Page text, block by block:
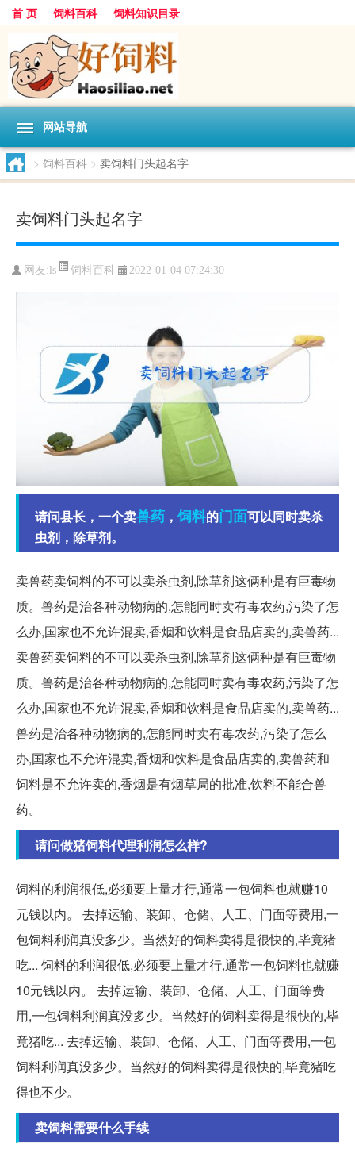
首 页 饲料百科 饲料知识目录
网站导航
> 饲料百科 > 卖饲料门头起名字
卖饲料门头起名字
网友:ls 饲料百科 2022-01-04 07:24:30
请问县长，一个卖兽药 ， 饲料的门面可以同时卖杀
虫剂，除草剂。
卖兽药卖饲料的不可以卖杀虫剂,除草剂这俩种是有巨毒物
质。兽药是治各种动物病的,怎能同时卖有毒农药,污染了怎
么办,国家也不允许混卖,香烟和饮料是食品店卖的,卖兽药...
卖兽药卖饲料的不可以卖杀虫剂,除草剂这俩种是有巨毒物
质。兽药是治各种动物病的,怎能同时卖有毒农药,污染了怎
么办,国家也不允许混卖,香烟和饮料是食品店卖的,卖兽药...
兽药是治各种动物病的,怎能同时卖有毒农药,污染了怎么
办,国家也不允许混卖,香烟和饮料是食品店卖的,卖兽药和
饲料是不允许卖的,香烟是有烟草局的批准,饮料不能合兽
药。
请问做猪饲料代理利润怎么样?
饲料的利润很低,必须要上量才行,通常一包饲料也就赚10
元钱以内。 去掉运输、装卸、仓储、人工、门面等费用,一
包饲料利润真没多少。当然好的饲料卖得是很快的,毕竟猪
吃... 饲料的利润很低,必须要上量才行,通常一包饲料也就赚
10元钱以内。 去掉运输、装卸、仓储、人工、门面等费
用,一包饲料利润真没多少。当然好的饲料卖得是很快的,毕
竟猪吃... 去掉运输、装卸、仓储、人工、门面等费用,一包
饲料利润真没多少。当然好的饲料卖得是很快的,毕竟猪吃
得也不少。
卖饲料需要什么手续